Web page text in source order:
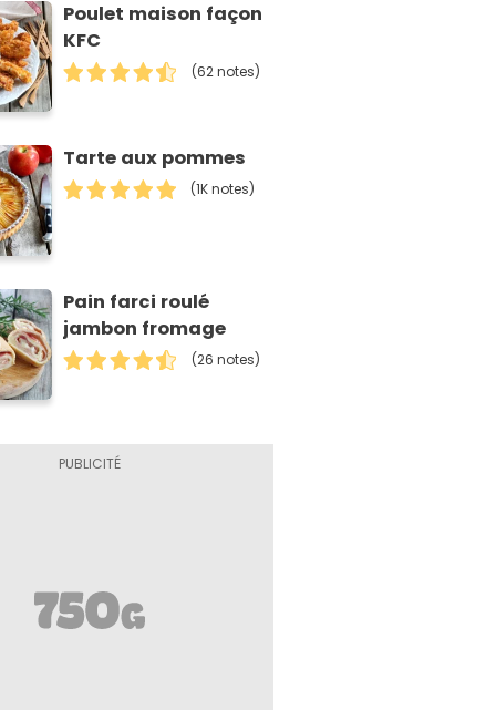
Poulet maison façon
KFC
(62 notes)
Tarte aux pommes
(1K notes)
Pain farci roulé
jambon fromage
(26 notes)